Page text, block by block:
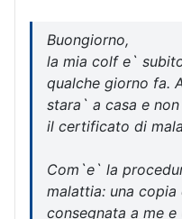
Buongiorno,
la mia colf e`
qualche giorno fa.
stara` a casa e
il certificato di
Com`e` la
malattia: una
consegnata a me